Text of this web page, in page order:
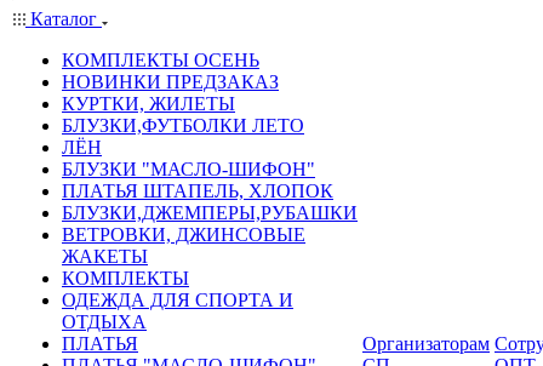
Каталог
КОМПЛЕКТЫ ОСЕНЬ
НОВИНКИ ПРЕДЗАКАЗ
КУРТКИ, ЖИЛЕТЫ
БЛУЗКИ,ФУТБОЛКИ ЛЕТО
ЛЁН
БЛУЗКИ "МАСЛО-ШИФОН"
ПЛАТЬЯ ШТАПЕЛЬ, ХЛОПОК
БЛУЗКИ,ДЖЕМПЕРЫ,РУБАШКИ
ВЕТРОВКИ, ДЖИНСОВЫЕ
ЖАКЕТЫ
КОМПЛЕКТЫ
ОДЕЖДА ДЛЯ СПОРТА И
ОТДЫХА
ПЛАТЬЯ
Организаторам